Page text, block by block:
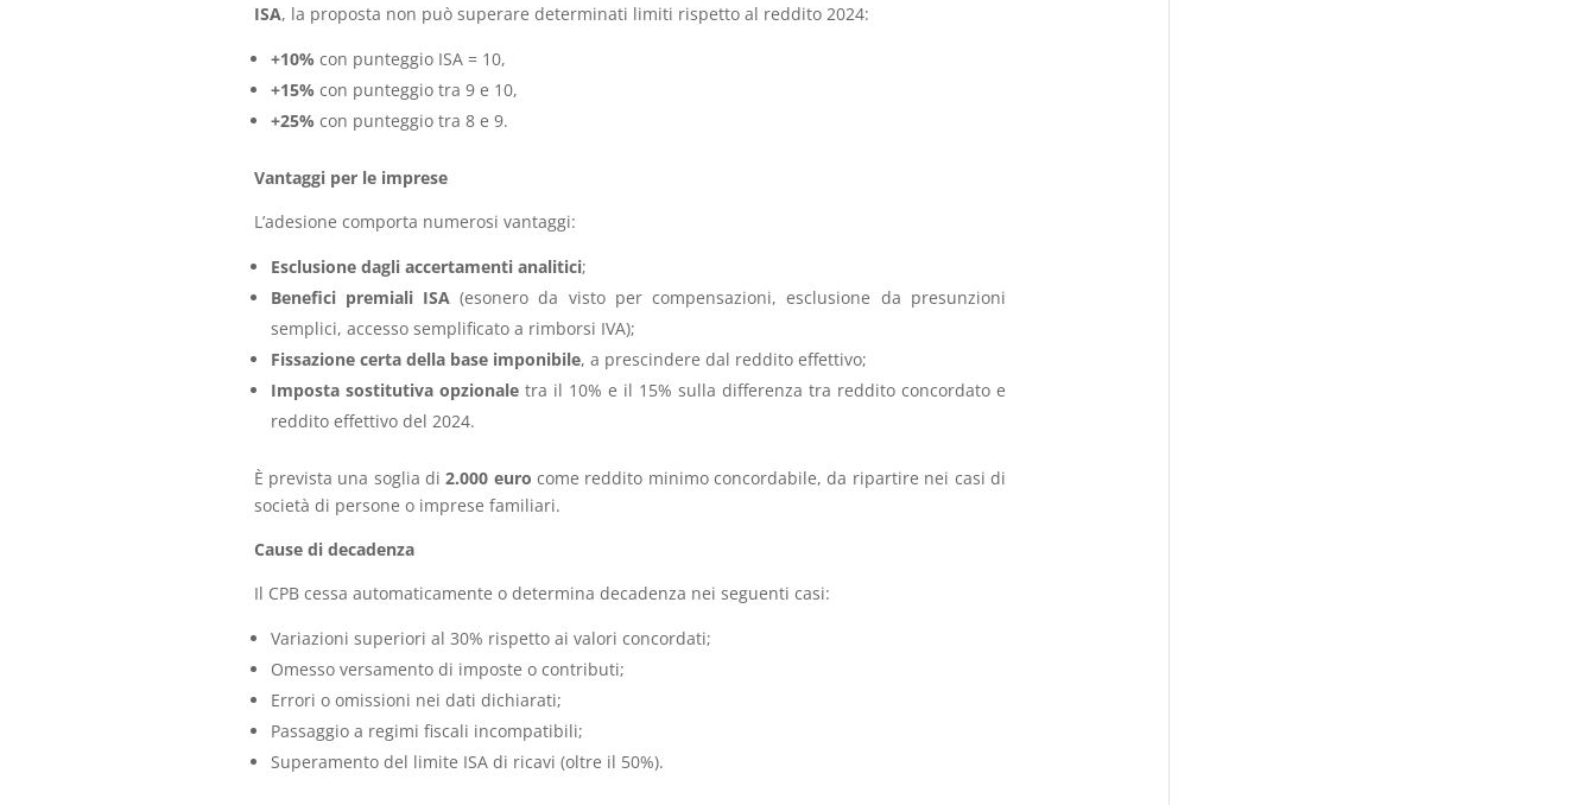
ISA, la proposta non può superare determinati limiti rispetto al reddito 2024:
+10% con punteggio ISA = 10,
+15% con punteggio tra 9 e 10,
+25% con punteggio tra 8 e 9.
Vantaggi per le imprese
L’adesione comporta numerosi vantaggi:
Esclusione dagli accertamenti analitici;
Benefici premiali ISA (esonero da visto per compensazioni, esclusione da presunzioni
semplici, accesso semplificato a rimborsi IVA);
Fissazione certa della base imponibile, a prescindere dal reddito effettivo;
Imposta sostitutiva opzionaletra il 10% e il 15% sulla differenza tra reddito concordato e
reddito effettivo del 2024.
È prevista una soglia di2.000 euro come reddito minimo concordabile, da ripartire nei casi di
società di persone o imprese familiari.
Cause di decadenza
Il CPB cessa automaticamente o determina decadenza nei seguenti casi:
Variazioni superiori al 30% rispetto ai valori concordati;
Omesso versamento di imposte o contributi;
Errori o omissioni nei dati dichiarati;
Passaggio a regimi fiscali incompatibili;
Superamento del limite ISA di ricavi (oltre il 50%).